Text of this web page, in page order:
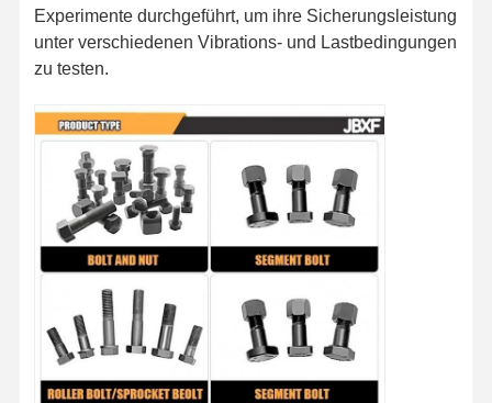
Schraube für Lastwagenräder
Bolzen und Nüsse
Bodenplatte-Bolzen
Experimente durchgeführt, um ihre Sicherungsleistung
unter verschiedenen Vibrations- und Lastbedingungen
zu testen.